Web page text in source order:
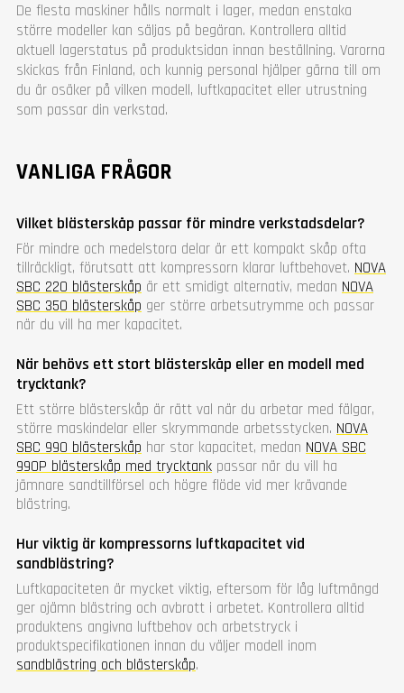
De flesta maskiner hålls normalt i lager, medan enstaka
större modeller kan säljas på begäran. Kontrollera alltid
aktuell lagerstatus på produktsidan innan beställning. Varorna
skickas från Finland, och kunnig personal hjälper gärna till om
du är osäker på vilken modell, luftkapacitet eller utrustning
som passar din verkstad.
VANLIGA FRÅGOR
Vilket blästerskåp passar för mindre verkstadsdelar?
För mindre och medelstora delar är ett kompakt skåp ofta
tillräckligt, förutsatt att kompressorn klarar luftbehovet. NOVA
SBC 220 blästerskåp är ett smidigt alternativ, medan NOVA
SBC 350 blästerskåp ger större arbetsutrymme och passar
när du vill ha mer kapacitet.
När behövs ett stort blästerskåp eller en modell med
trycktank?
Ett större blästerskåp är rätt val när du arbetar med fälgar,
större maskindelar eller skrymmande arbetsstycken. NOVA
SBC 990 blästerskåp har stor kapacitet, medan NOVA SBC
990P blästerskåp med trycktank passar när du vill ha
jämnare sandtillförsel och högre flöde vid mer krävande
blästring.
Hur viktig är kompressorns luftkapacitet vid
sandblästring?
Luftkapaciteten är mycket viktig, eftersom för låg luftmängd
ger ojämn blästring och avbrott i arbetet. Kontrollera alltid
produktens angivna luftbehov och arbetstryck i
produktspecifikationen innan du väljer modell inom
sandblästring och blästerskåp.